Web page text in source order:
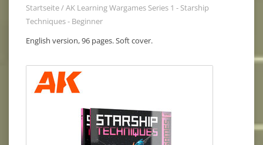
Startseite/AK Learning Wargames Series 1 - Starship
Techniques - Beginner
English version, 96 pages. Soft cover.